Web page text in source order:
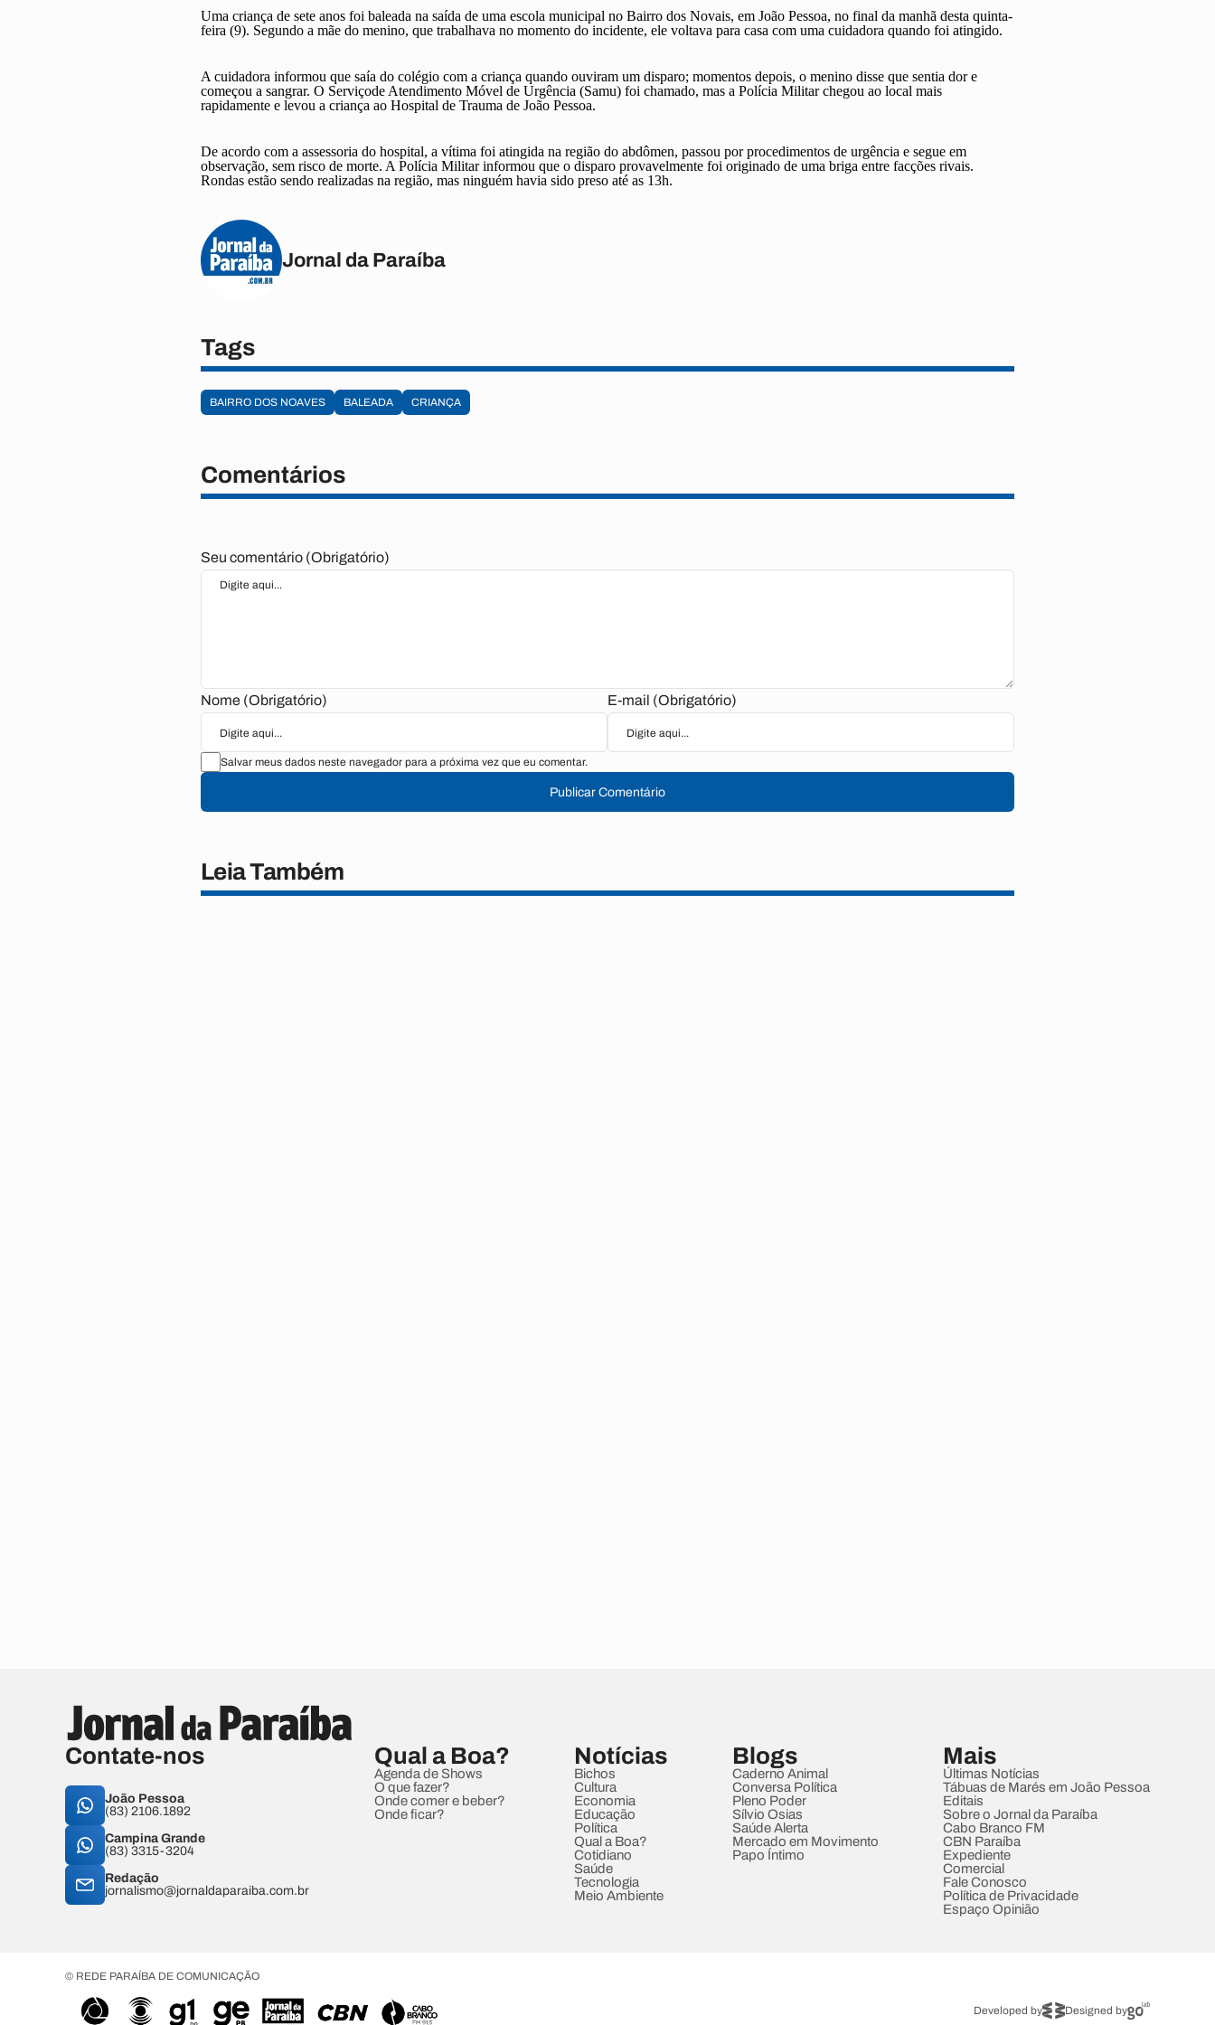
Uma criança de sete anos foi baleada na saída de uma escola municipal no Bairro dos Novais, em João Pessoa, no final da manhã desta quinta-
feira (9). Segundo a mãe do menino, que trabalhava no momento do incidente, ele voltava para casa com uma cuidadora quando foi atingido.
A cuidadora informou que saía do colégio com a criança quando ouviram um disparo; momentos depois, o menino disse que sentia dor e
começou a sangrar. O Serviçode Atendimento Móvel de Urgência (Samu) foi chamado, mas a Polícia Militar chegou ao local mais
rapidamente e levou a criança ao Hospital de Trauma de João Pessoa.
De acordo com a assessoria do hospital, a vítima foi atingida na região do abdômen, passou por procedimentos de urgência e segue em
observação, sem risco de morte. A Polícia Militar informou que o disparo provavelmente foi originado de uma briga entre facções rivais.
Rondas estão sendo realizadas na região, mas ninguém havia sido preso até as 13h.
Jornal da Paraíba
Tags
BAIRRO DOS NOAVES BALEADA CRIANÇA
Comentários
Seu comentário (Obrigatório)
Nome (Obrigatório) E-mail (Obrigatório)
Salvar meus dados neste navegador para a próxima vez que eu comentar.
Publicar Comentário
Leia Também
Contate-nos
João Pessoa
(83) 2106.1892
Campina Grande
(83) 3315-3204
Redação
jornalismo@jornaldaparaiba.com.br
Qual a Boa?
Agenda de Shows
O que fazer?
Onde comer e beber?
Onde ficar?
Notícias
Bichos
Cultura
Economia
Educação
Política
Qual a Boa?
Cotidiano
Saúde
Tecnologia
Meio Ambiente
Blogs
Caderno Animal
Conversa Política
Pleno Poder
Sílvio Osias
Saúde Alerta
Mercado em Movimento
Papo Íntimo
Mais
Últimas Notícias
Tábuas de Marés em João Pessoa
Editais
Sobre o Jornal da Paraíba
Cabo Branco FM
CBN Paraíba
Expediente
Comercial
Fale Conosco
Política de Privacidade
Espaço Opinião
© REDE PARAÍBA DE COMUNICAÇÃO
Developed by Designed by